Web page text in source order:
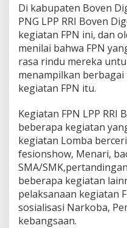
Di kabupaten Boven
PNG LPP RRI Boven
kegiatan FPN ini, dan
menilai bahwa FPN
rasa rindu mereka
menampilkan
kegiatan FPN itu.
Kegiatan FPN LPP RRI
beberapa kegiatan
kegiatan Lomba
fesionshow, Menari,
SMA/
beberapa kegiatan
pelaksanaan kegiatan
sosialisasi Narkoba,
kebangsaan.